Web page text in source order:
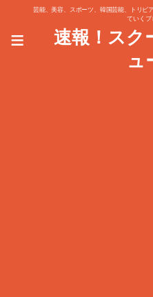
芸能、美容、スポーツ、韓国芸能、トリビ
ていくブ
速報！スク
ュ
≡